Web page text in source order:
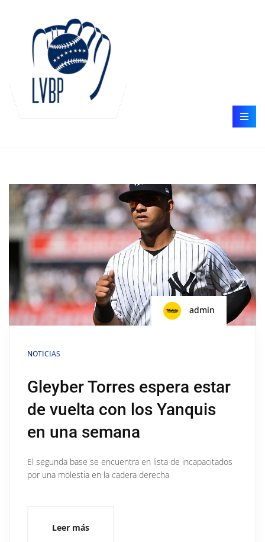
admin
NOTICIAS
Gleyber Torres espera estar
de vuelta con los Yanquis
en una semana
El segunda base se encuentra en lista de incapacitados
por una molestia en la cadera derecha
Leer más